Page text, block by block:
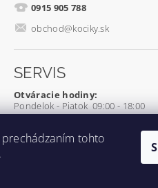
0915 905 788
obchod@kociky.sk
SERVIS
Otváracie hodiny:
Pondelok - Piatok 09:00 - 18:00
0905 539 927
prechádzaním tohto